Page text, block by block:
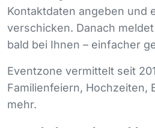
Kontaktdaten angeben und
verschicken. Danach
bald bei Ihnen – einfacher
Eventzone vermittelt seit
Familienfeiern, Hochzeiten,
mehr.